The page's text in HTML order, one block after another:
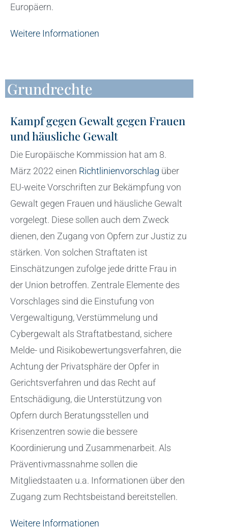
Europäern.
Weitere Informationen
Grundrechte
Kampf gegen Gewalt gegen Frauen
und häusliche Gewalt
Die Europäische Kommission hat am 8.
März 2022 einen Richtlinienvorschlag über
EU-weite Vorschriften zur Bekämpfung von
Gewalt gegen Frauen und häusliche Gewalt
vorgelegt. Diese sollen auch dem Zweck
dienen, den Zugang von Opfern zur Justiz zu
stärken. Von solchen Straftaten ist
Einschätzungen zufolge jede dritte Frau in
der Union betroffen. Zentrale Elemente des
Vorschlages sind die Einstufung von
Vergewaltigung, Verstümmelung und
Cybergewalt als Straftatbestand, sichere
Melde- und Risikobewertungsverfahren, die
Achtung der Privatsphäre der Opfer in
Gerichtsverfahren und das Recht auf
Entschädigung, die Unterstützung von
Opfern durch Beratungsstellen und
Krisenzentren sowie die bessere
Koordinierung und Zusammenarbeit. Als
Präventivmassnahme sollen die
Mitgliedstaaten u.a. Informationen über den
Zugang zum Rechtsbeistand bereitstellen.
Weitere Informationen